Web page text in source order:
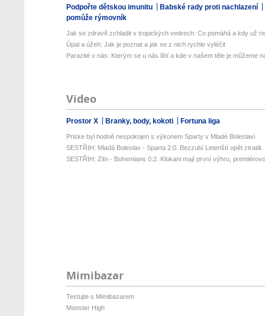
Podpořte dětskou imunitu
Babské rady proti nachlazení
pomůže rýmovník
Jak se zdravě zchladit v tropických vedrech: Co pomáhá a kdy už
Úpal a úžeh: Jak je poznat a jak se z nich rychle vyléčit
Parazité v nás: Kterým se u nás líbí a kde v našem těle je můžeme
Video
Prostor X Branky, body, kokoti Fortuna liga
Priske byl hodně nespokojen s výkonem Sparty v Mladé Boleslavi
SESTŘIH: Mladá Boleslav - Sparta 2:0. Bezzubí Letenští opět ztratili.
SESTŘIH: Zlín - Bohemians 0:2. Klokani mají první výhru,
Mimibazar
Testujte s Mimibazarem
Monster High